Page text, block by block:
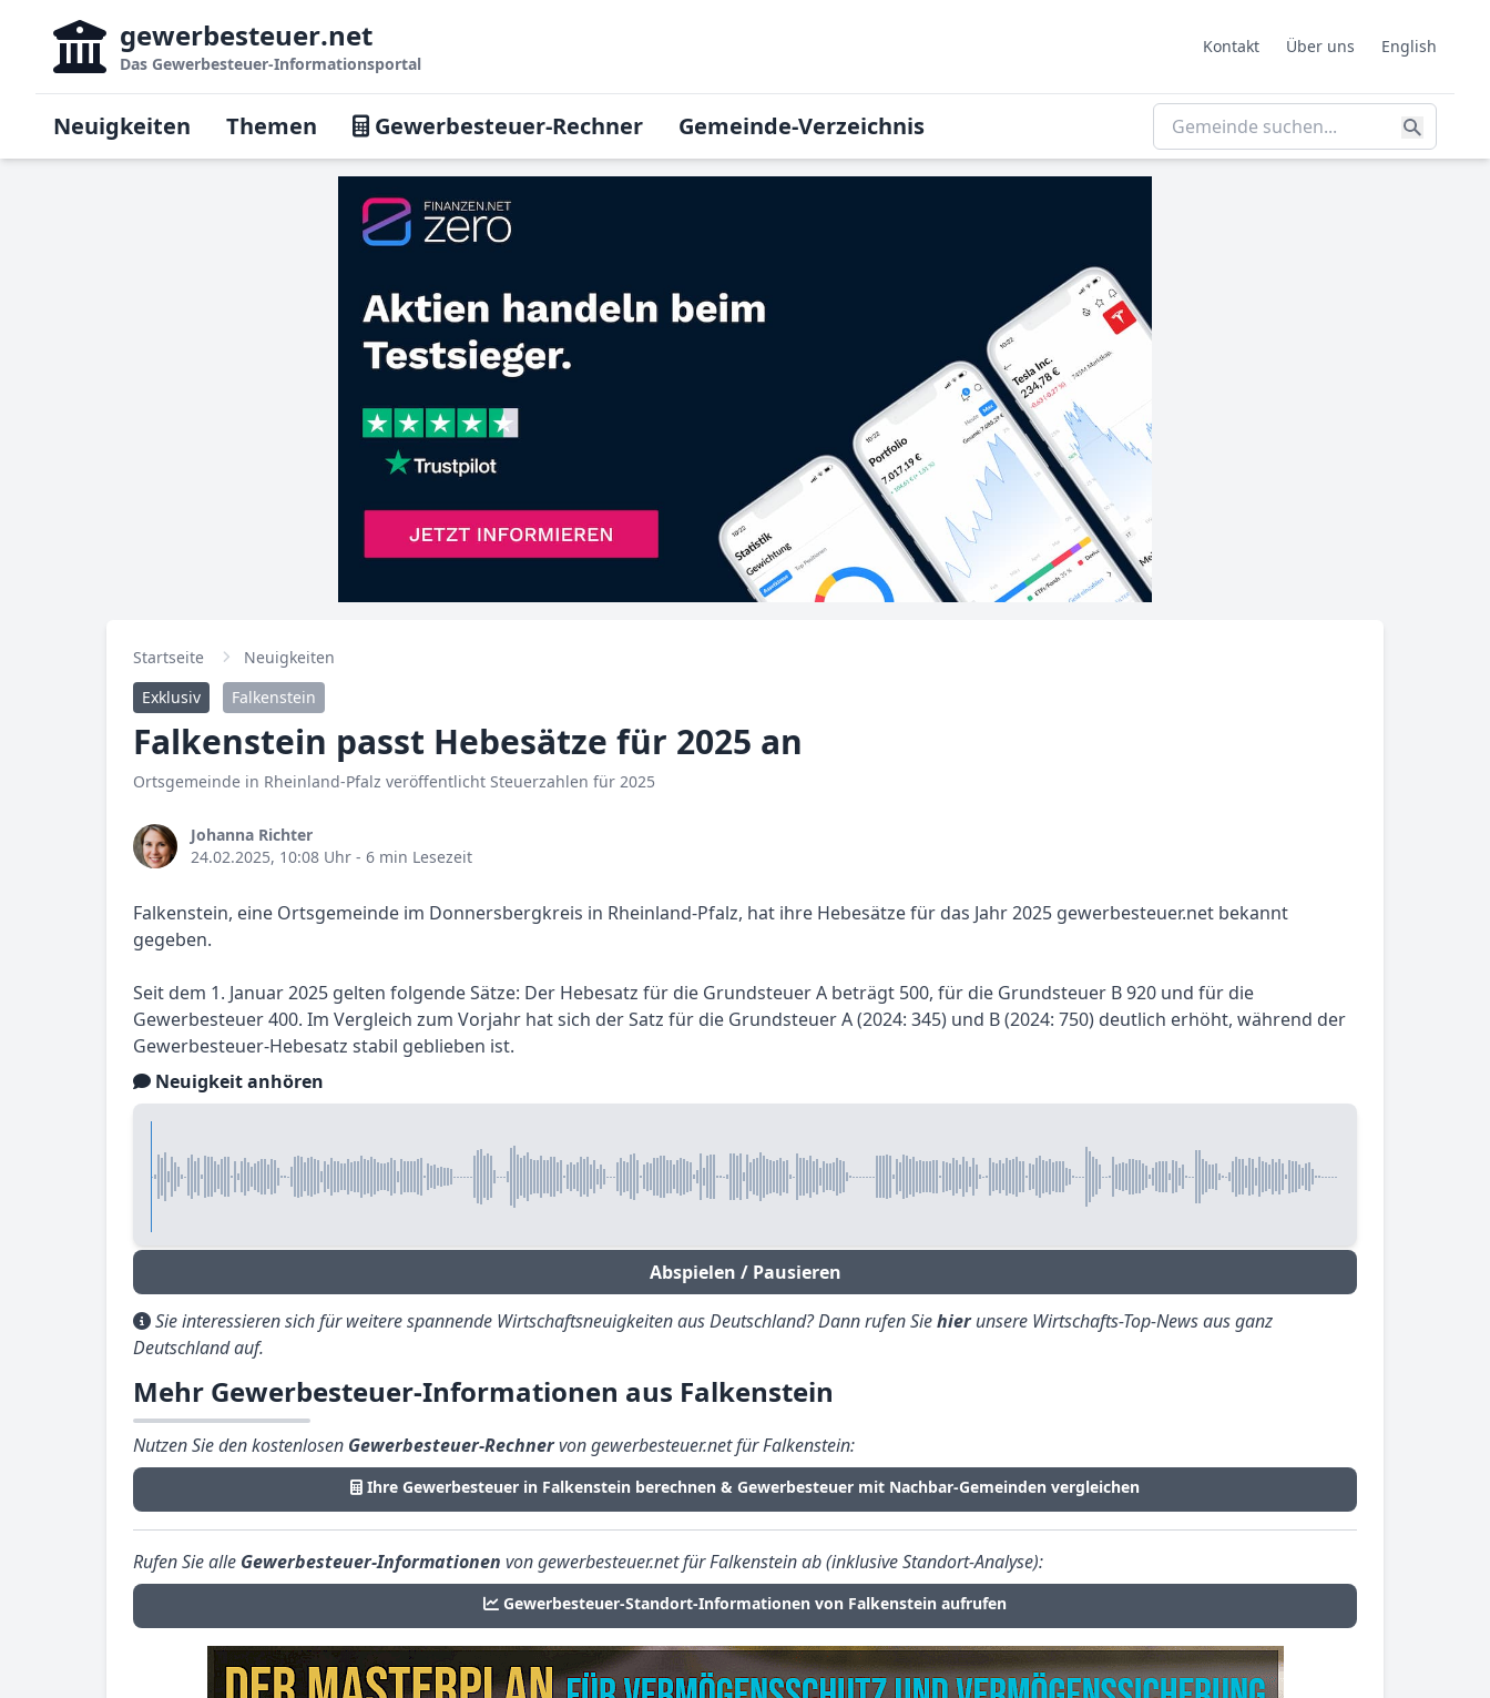
gewerbesteuer.net
Das Gewerbesteuer-Informationsportal
Kontakt Über uns English
Neuigkeiten Themen Gewerbesteuer-Rechner Gemeinde-Verzeichnis
Startseite
Neuigkeiten
Exklusiv
Falkenstein
Falkenstein passt Hebesätze für 2025 an
Ortsgemeinde in Rheinland-Pfalz veröffentlicht Steuerzahlen für 2025
Johanna Richter
24.02.2025, 10:08 Uhr - 6 min Lesezeit
Falkenstein, eine Ortsgemeinde im Donnersbergkreis in Rheinland-Pfalz, hat ihre Hebesätze für das Jahr 2025 gewerbesteuer.net bekannt
gegeben.
Seit dem 1. Januar 2025 gelten folgende Sätze: Der Hebesatz für die Grundsteuer A beträgt 500, für die Grundsteuer B 920 und für die
Gewerbesteuer 400. Im Vergleich zum Vorjahr hat sich der Satz für die Grundsteuer A (2024: 345) und B (2024: 750) deutlich erhöht, während der
Gewerbesteuer-Hebesatz stabil geblieben ist.
Neuigkeit anhören
Abspielen / Pausieren
Sie interessieren sich für weitere spannende Wirtschaftsneuigkeiten aus Deutschland? Dann rufen Siehierunsere Wirtschafts-Top-News aus ganz
Deutschland auf.
Mehr Gewerbesteuer-Informationen aus Falkenstein
Nutzen Sie den kostenlosen Gewerbesteuer-Rechnervon gewerbesteuer.net für Falkenstein:
Ihre Gewerbesteuer in Falkenstein berechnen & Gewerbesteuer mit Nachbar-Gemeinden vergleichen
Rufen Sie alle Gewerbesteuer-Informationen von gewerbesteuer.net für Falkenstein ab (inklusive Standort-Analyse):
Gewerbesteuer-Standort-Informationen von Falkenstein aufrufen